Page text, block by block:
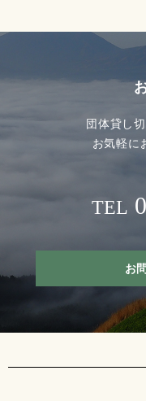
団体貸し
お気軽に
TEL
お